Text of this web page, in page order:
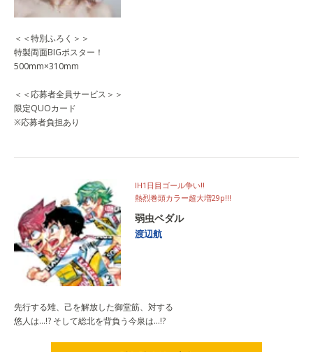
＜＜特別ふろく＞＞
特製両面BIGポスター！
500mm×310mm
＜＜応募者全員サービス＞＞
限定QUOカード
※応募者負担あり
IH1日目ゴール争い!!
熱烈巻頭カラー超大増29p!!!
弱虫ペダル
渡辺航
先行する雉、己を解放した御堂筋、対する
悠人は…!? そして総北を背負う今泉は…!?